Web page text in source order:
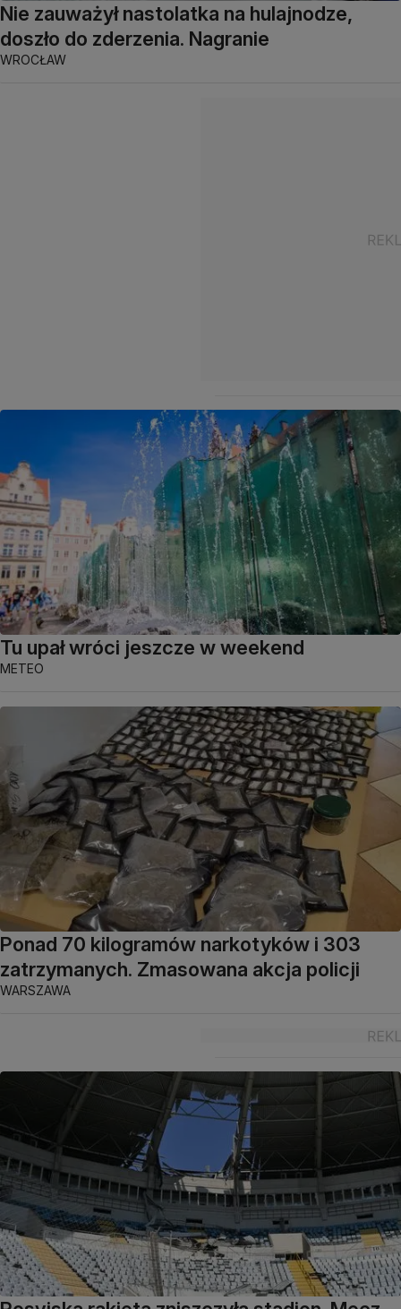
Nie zauważył nastolatka na hulajnodze,
doszło do zderzenia. Nagranie
WROCŁAW
Tu upał wróci jeszcze w weekend
METEO
Ponad 70 kilogramów narkotyków i 303
zatrzymanych. Zmasowana akcja policji
WARSZAWA